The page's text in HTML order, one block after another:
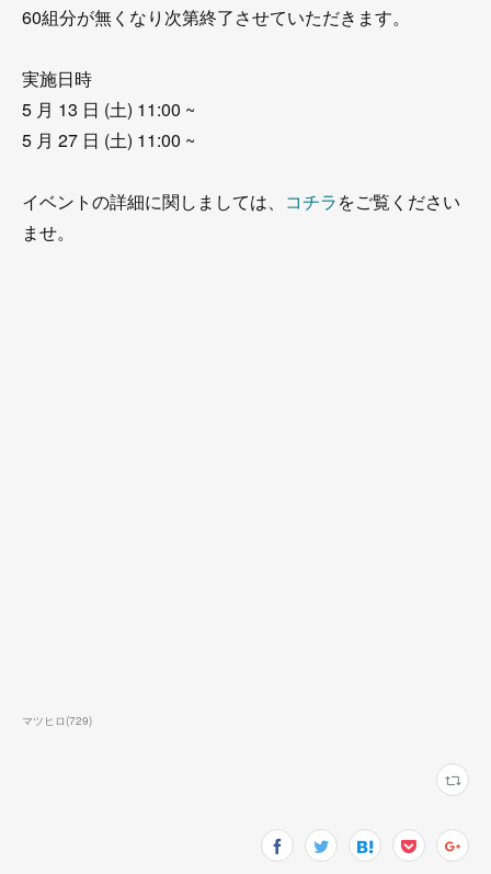
60組分が無くなり次第終了させていただきます。
実施日時
5 月 13 日 (土) 11:00 ~
5 月 27 日 (土) 11:00 ~
イベントの詳細に関しましては、 コチラをご覧ください
ませ。
マツヒロ(729)